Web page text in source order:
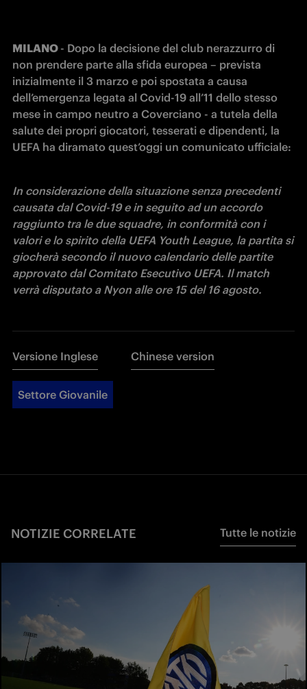
MILANO - Dopo la decisione del club nerazzurro di
non prendere parte alla sfida europea – prevista
inizialmente il 3 marzo e poi spostata a causa
dell’emergenza legata al Covid-19 all’11 dello stesso
mese in campo neutro a Coverciano - a tutela della
salute dei propri giocatori, tesserati e dipendenti, la
UEFA ha diramato quest’oggi un comunicato ufficiale:
In considerazione della situazione senza precedenti
causata dal Covid-19 e in seguito ad un accordo
raggiunto tra le due squadre, in conformità con i
valori e lo spirito della UEFA Youth League, la partita si
giocherà secondo il nuovo calendario delle partite
approvato dal Comitato Esecutivo UEFA. Il match
verrà disputato a Nyon alle ore 15 del 16 agosto.
Versione Inglese Chinese version
Settore Giovanile
NOTIZIE CORRELATE Tutte le notizie